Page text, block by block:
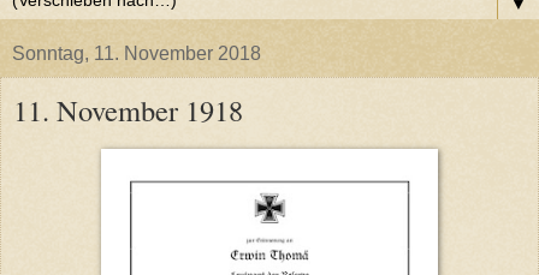
Sonntag, 11. November 2018
11. November 1918